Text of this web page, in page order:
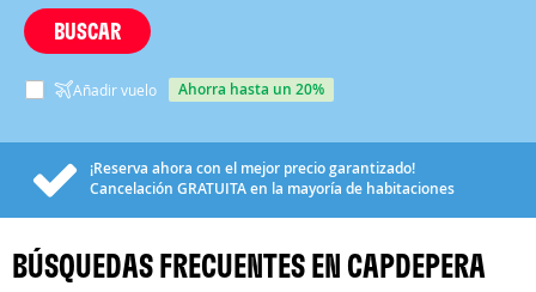
BUSCAR
Añadir vuelo ahorra hasta un 20%
¡Reserva ahora con el mejor precio garantizado!
Cancelación GRATUITAen la mayoría de habitaciones
BÚSQUEDAS FRECUENTES EN CAPDEPERA